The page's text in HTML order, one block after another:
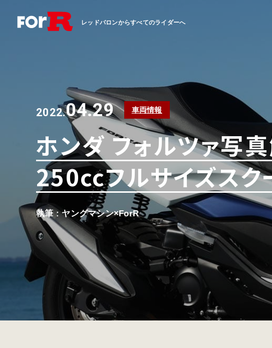
レッドバロンからすべてのライダーへ
2022.04.29 車両情報
ホンダ フォルツァ写
250ccフルサイズスク
執筆 : ヤングマシン×ForR